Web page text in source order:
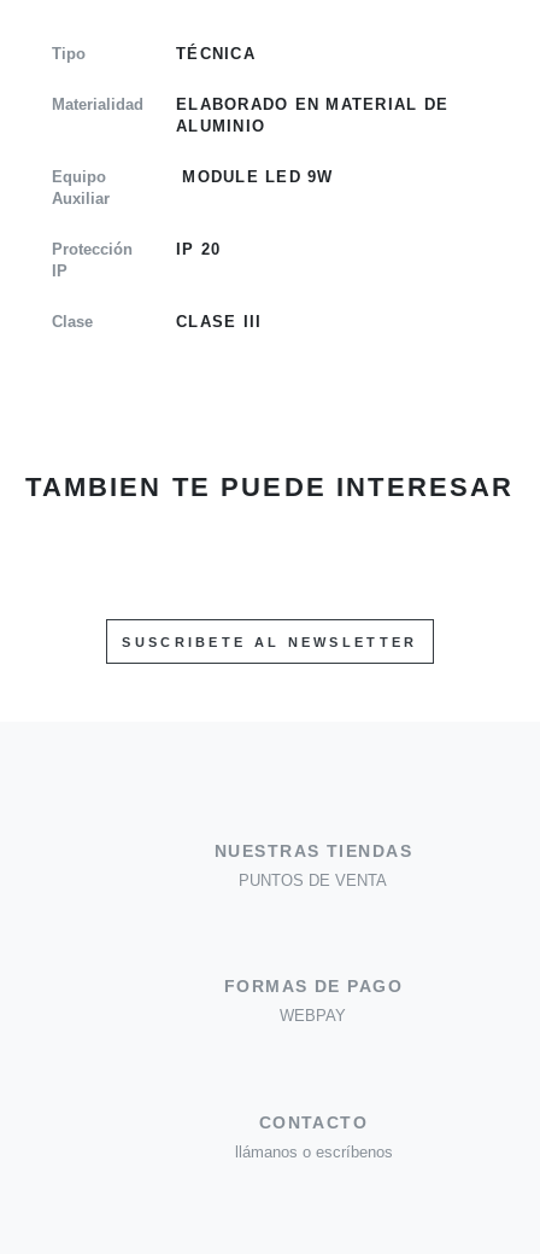
Tipo TÉCNICA
Materialidad
ELABORADO EN MATERIAL DE
ALUMINIO
Equipo
Auxiliar
MODULE LED 9W
Protección
IP
IP 20
Clase CLASE III
TAMBIEN TE PUEDE INTERESAR
SUSCRIBETE AL NEWSLETTER
NUESTRAS TIENDAS
PUNTOS DE VENTA
FORMAS DE PAGO
WEBPAY
CONTACTO
llámanos o escríbenos